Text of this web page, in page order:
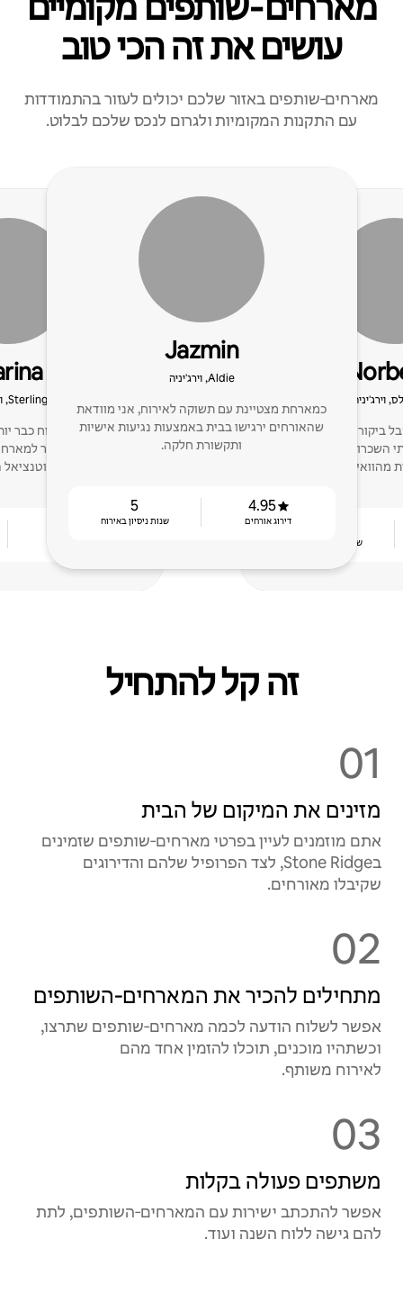
עושים את זה הכי טוב
מארחים‑שותפים באזור שלכם יכולים לעזור בהתמודדות
עם התקנות המקומיות ולגרום לנכס שלכם לבלוט.
וירג'יניה
הרשו לי לעזור לכם לקבל ביקורות עקביות של 5
שנות ניסיון באירוח
Jazmin
Aldie, וירג'יניה
כמארחת מצטיינת עם תשוקה לאירוח, אני מוודאת
שהאורחים ירגישו בבית באמצעות נגיעות אישיות
ותקשורת חלקה.
4.95
דירוג אורחים
5
שנות ניסיון באירוח
Sterling, וירג'יניה
רבה! עכשיו אני עוזר
ועומד
זה קל להתחיל
01
מזינים את המיקום של הבית
אתם מוזמנים לעיין בפרטי מארחים‑שותפים שזמינים
בStone Ridge, לצד הפרופיל שלהם והדירוגים
שקיבלו מאורחים.
02
מתחילים להכיר את המארחים‑השותפים
אפשר לשלוח הודעה לכמה מארחים‑שותפים שתרצו,
וכשתהיו מוכנים, תוכלו להזמין אחד מהם
לאירוח משותף.
03
משתפים פעולה בקלות
אפשר להתכתב ישירות עם המארחים‑השותפים, לתת
להם גישה ללוח השנה ועוד.